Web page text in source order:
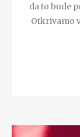
da to bude
Otkrivamo